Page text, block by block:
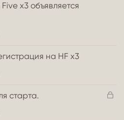
x3 объявляется
на HF x3
З
старта.